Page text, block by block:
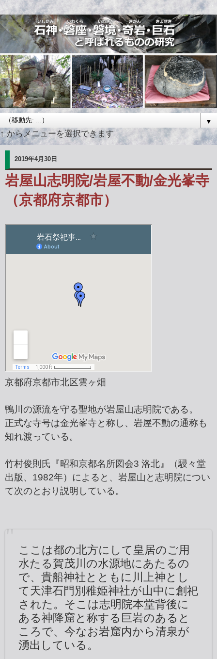
▼
↑ からメニューを選択できます
2019年4月30日
岩屋山志明院/岩屋不動/金光峯寺
（京都府京都市）
京都府京都市北区雲ヶ畑
鴨川の源流を守る聖地が岩屋山志明院である。
正式な寺号は金光峯寺と称し、岩屋不動の通称も
知れ渡っている。
竹村俊則氏『昭和京都名所図会3 洛北』（駸々堂
出版、1982年）によると、岩屋山と志明院につい
て次のとおり説明している。
ここは都の北方にして皇居のご用
水たる賀茂川の水源地にあたるの
で、貴船神社とともに川上神とし
て天津石門別稚姫神社が山中に創祀
された。そこは志明院本堂背後に
ある神降窟と称する巨岩のあると
ころで、今なお岩窟内から清泉が
湧出している。